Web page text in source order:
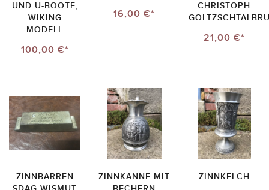
UND U-BOOTE,
WIKING
MODELL
100,00 €*
16,00 €*
CHRISTOPH
21,00 €*
ZINNBARREN
ZINNKANNE MIT
ZINNKELCH